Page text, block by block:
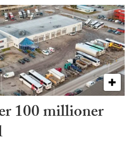
100 millioner